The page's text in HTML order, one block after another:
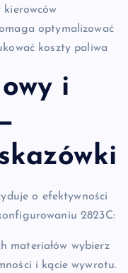
kierowców
optymalizować
koszty paliwa
i
o efektywności
2823C:
materiałów wybierz
i kącie wywrotu.